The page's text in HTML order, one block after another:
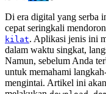
Di era digital yang serba
cepat seringkali
kilat. Aplikasi jenis ini
dalam waktu singkat,
Namun, sebelum Anda
untuk memahami
mengintai. Artikel ini